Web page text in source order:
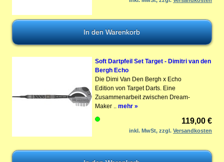
Soft Dartpfeil Set Target - Dimitri van den
Bergh Echo
Die Dimi Van Den Bergh x Echo
Edition von Target Darts. Eine
Zusammenarbeit zwischen Dream-
Maker .. mehr »
119,00 €
inkl. MwSt, zzgl.Versandkosten